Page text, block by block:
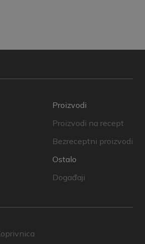
Proizvodi
Proizvodi na recept
Bezreceptni proizvodi
Ostalo
Događaji